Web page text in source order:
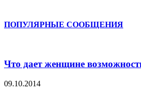
ПОПУЛЯРНЫЕ СООБЩЕНИЯ
Что дает женщине
09.10.2014